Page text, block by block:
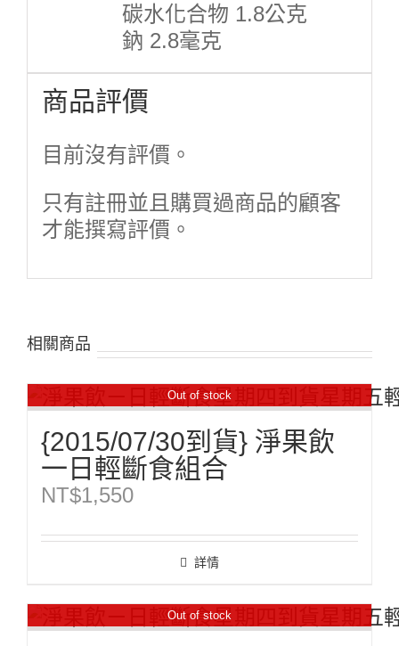
碳水化合物 1.8公克
鈉 2.8毫克
商品評價
目前沒有評價。
只有註冊並且購買過商品的顧客
才能撰寫評價。
相關商品
Out of stock
{2015/07/30到貨} 淨果飲
一日輕斷食組合
NT$1,550
詳情
Out of stock